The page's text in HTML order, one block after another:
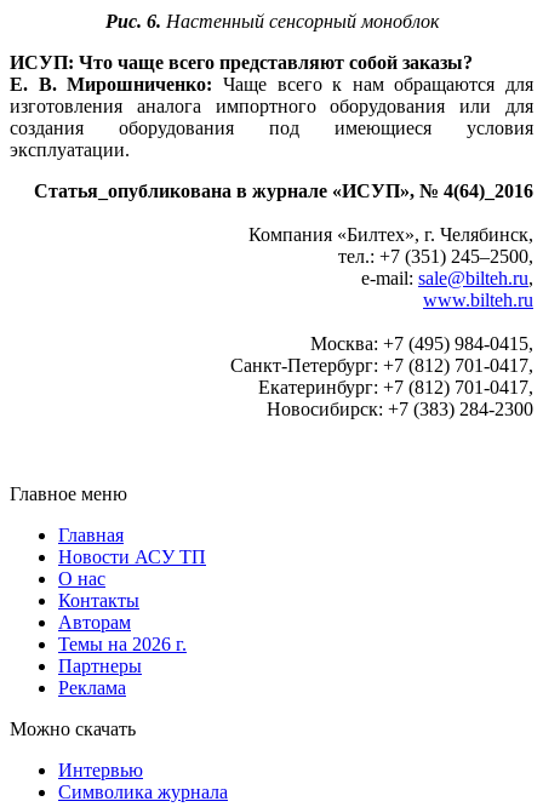
Рис. 6. Настенный сенсорный моноблок
ИСУП: Что чаще всего представляют собой заказы?
Е. В. Мирошниченко: Чаще всего к нам обращаются для
изготовления аналога импортного оборудования или для
создания оборудования под имеющиеся условия
эксплуатации.
Статья_опубликована в журнале «ИСУП», № 4(64)_2016
Компания «Билтех», г. Челябинск,
тел.: +7 (351) 245–2500,
e-mail: sale@bilteh.ru,
www.bilteh.ru
Москва: +7 (495) 984-0415,
Санкт-Петербург: +7 (812) 701-0417,
Екатеринбург: +7 (812) 701-0417,
Новосибирск: +7 (383) 284-2300
Главное меню
Главная
Новости АСУ ТП
О нас
Контакты
Авторам
Темы на 2026 г.
Партнеры
Реклама
Можно скачать
Интервью
Символика журнала